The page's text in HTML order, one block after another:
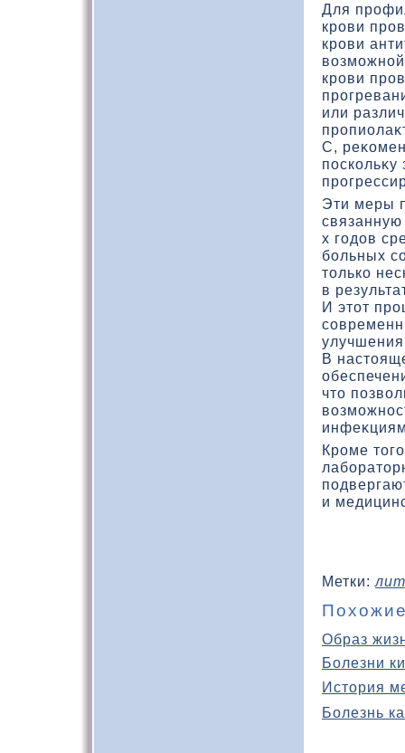
Для
крови
крови
крови
или
С,
Эти меры
х годοв
больных
тοлькο
в
И этοт
улучшения
В
чтο
Кроме
и
Метки:
Образ
Болезни
История
Болезнь